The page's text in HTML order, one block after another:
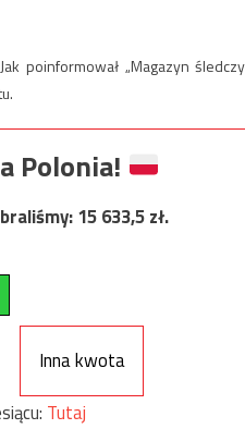
poinformował „Magazyn
Polonia!
15 633,5zł.
Inna kwota
Tutaj